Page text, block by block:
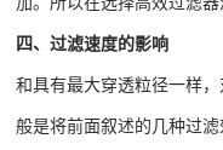
四、过滤速度的影响
和具有最大穿透粒径一样
般是将前面叙述的几种过